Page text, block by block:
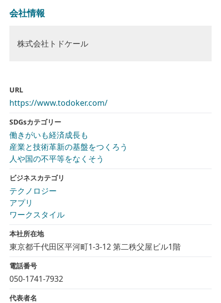
会社情報
株式会社トドケール
URL
https://www.todoker.com/
SDGsカテゴリー
働きがいも経済成長も
産業と技術革新の基盤をつくろう
人や国の不平等をなくそう
ビジネスカテゴリ
テクノロジー
アプリ
ワークスタイル
本社所在地
東京都千代田区平河町1-3-12 第二秩父屋ビル1階
電話番号
050-1741-7932
代表者名